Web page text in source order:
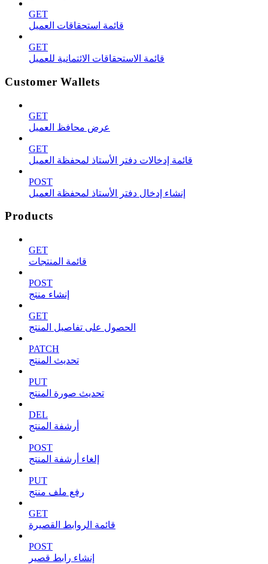
GET
قائمة استحقاقات العميل
GET
قائمة الاستحقاقات الائتمانية للعميل
Customer Wallets
GET
عرض محافظ العميل
GET
قائمة إدخالات دفتر الأستاذ لمحفظة العميل
POST
إنشاء إدخال دفتر الأستاذ لمحفظة العميل
Products
GET
قائمة المنتجات
POST
إنشاء منتج
GET
الحصول على تفاصيل المنتج
PATCH
تحديث المنتج
PUT
تحديث صورة المنتج
DEL
أرشفة المنتج
POST
إلغاء أرشفة المنتج
PUT
رفع ملف منتج
GET
قائمة الروابط القصيرة
POST
إنشاء رابط قصير